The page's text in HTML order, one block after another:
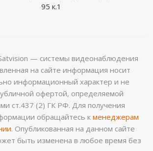
95 к.1
— системы видеонаблюдения
на сайте информация носит
информационный характер и не
офертой, определяемой
ст.437 (2) ГК РФ. Для получения
обращайтесь к менеджерам
. Опубликованная на данном сайте
быть изменена в любое время без